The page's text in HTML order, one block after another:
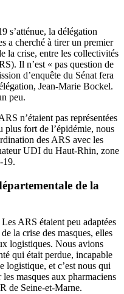
s’atténue, la délégation
a cherché à tirer un premier
la crise, entre les collectivités
Il n’est « pas question de
d’enquête du Sénat fera
Jean-Marie Bockel.
peu.
n’étaient pas représentées
plus fort de l’épidémie, nous
des ARS avec les
UDI du Haut-Rhin, zone
19.
de la
ARS étaient peu adaptées
la crise des masques, elles
logistiques. Nous avions
qui était perdue, incapable
logistique, et c’est nous qui
masques aux pharmaciens
de Seine-et-Marne.